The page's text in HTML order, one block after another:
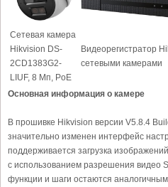
Сетевая камера
Hikvision DS-
2CD1383G2-
LIUF, 8 Мп, PoE
Видеорегистратор
сетевыми камерами
Основная информация о камере
В прошивке Hikvision версии V5.8.4
значительно изменен интерфейс
поддерживается загрузка
с использованием разрешения видео
функции и шаги остаются